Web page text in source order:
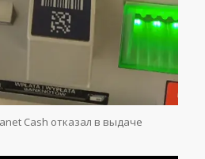
Cash отказал в выдаче